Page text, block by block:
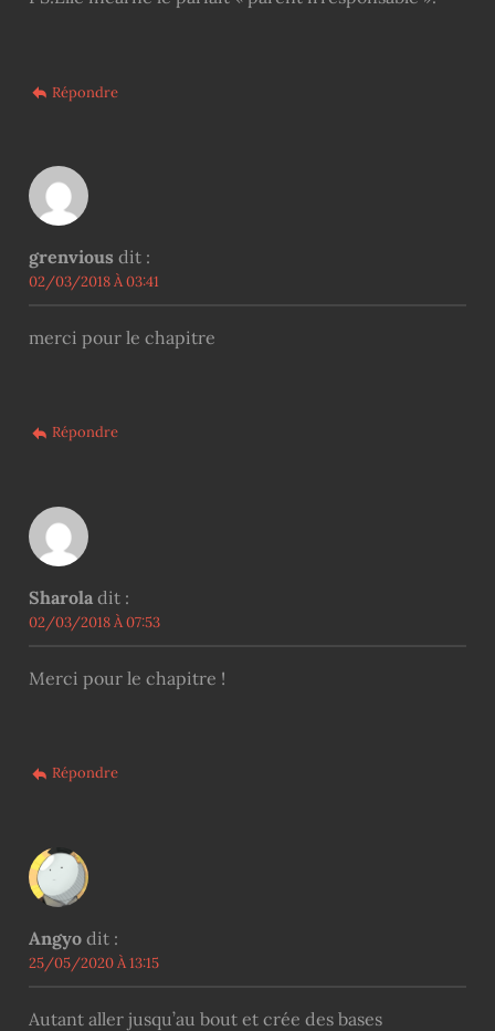
Répondre
grenvious dit :
02/03/2018 À 03:41
merci pour le chapitre
Répondre
Sharola dit :
02/03/2018 À 07:53
Merci pour le chapitre !
Répondre
Angyo dit :
25/05/2020 À 13:15
Autant aller jusqu’au bout et crée des bases